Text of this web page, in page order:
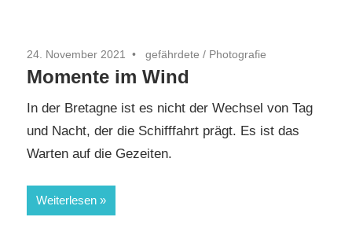
24. November 2021 gefährdete / Photografie
Momente im Wind
In der Bretagne ist es nicht der Wechsel von Tag
und Nacht, der die Schifffahrt prägt. Es ist das
Warten auf die Gezeiten.
Weiterlesen